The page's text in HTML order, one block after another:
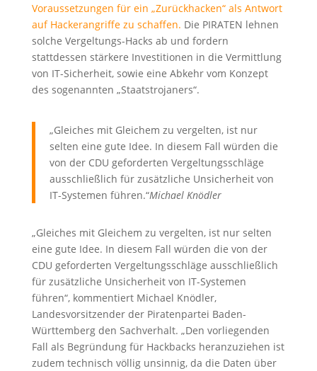
Voraussetzungen für ein „Zurückhacken“ als Antwort
auf Hackerangriffe zu schaffen. Die PIRATEN lehnen
solche Vergeltungs-Hacks ab und fordern
stattdessen stärkere Investitionen in die Vermittlung
von IT-Sicherheit, sowie eine Abkehr vom Konzept
des sogenannten „Staatstrojaners“.
„Gleiches mit Gleichem zu vergelten, ist nur
selten eine gute Idee. In diesem Fall würden die
von der CDU geforderten Vergeltungsschläge
ausschließlich für zusätzliche Unsicherheit von
IT-Systemen führen.“Michael Knödler
„Gleiches mit Gleichem zu vergelten, ist nur selten
eine gute Idee. In diesem Fall würden die von der
CDU geforderten Vergeltungsschläge ausschließlich
für zusätzliche Unsicherheit von IT-Systemen
führen“, kommentiert Michael Knödler,
Landesvorsitzender der Piratenpartei Baden-
Württemberg den Sachverhalt. „Den vorliegenden
Fall als Begründung für Hackbacks heranzuziehen ist
zudem technisch völlig unsinnig, da die Daten über